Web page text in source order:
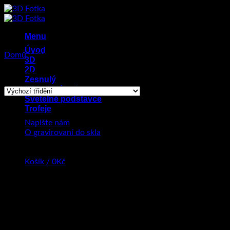
Přeskočit
na
Menu
Úvod
3D
2D
Zesnulý
2D led prívesky
Svetelné podstavce
Trofeje
Napište nám
O gravirovaní do skla
Košík / 0Kč
Domů /Produkty se štítkem „gravírování byznys eventů“
Zobrazen jediný výsledek